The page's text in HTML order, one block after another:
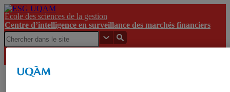
École des sciences de la gestion
Centre d’intelligence en surveillance des marchés financiers